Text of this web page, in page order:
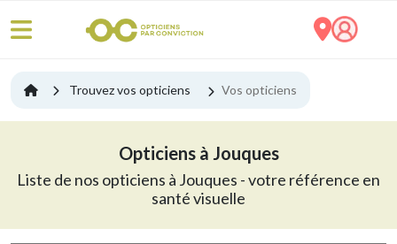
Trouvez vos opticiens Vos opticiens
Opticiens à Jouques
Liste de nos opticiens à Jouques - votre référence en
santé visuelle